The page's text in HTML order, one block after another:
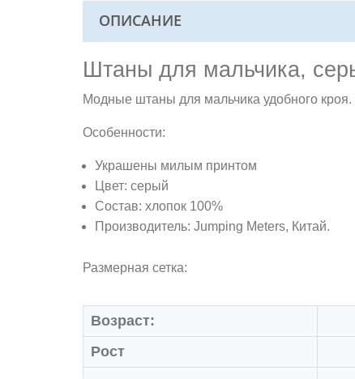
ОПИСАНИЕ
Штаны для мальчика,
Модные штаны для мальчика удобного
Особенности:
Украшены милым принтом
Цвет: серый
Состав: хлопок 100%
Производитель: Jumping Meters, Китай.
Размерная сетка:
Возраст:
Рост